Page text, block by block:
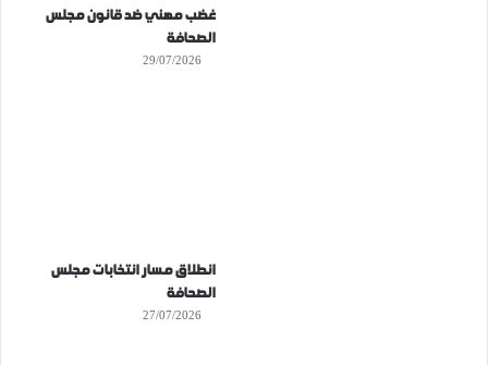
غضب مهني ضد قانون مجلس
الصحافة
29/07/2026
انطلاق مسار انتخابات مجلس
الصحافة
27/07/2026